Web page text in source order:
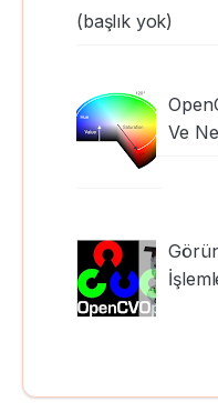
(başlık yok)
Ve